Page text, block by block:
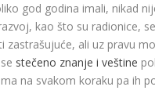
god godina imali, nikad
kao što su radionice,
zastrašujuće, ali uz pravu
stečeno znanje i veštine
na svakom koraku pa ih